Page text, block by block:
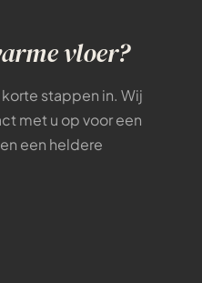
vloer?
stappen in. Wij
met u op voor een
een heldere